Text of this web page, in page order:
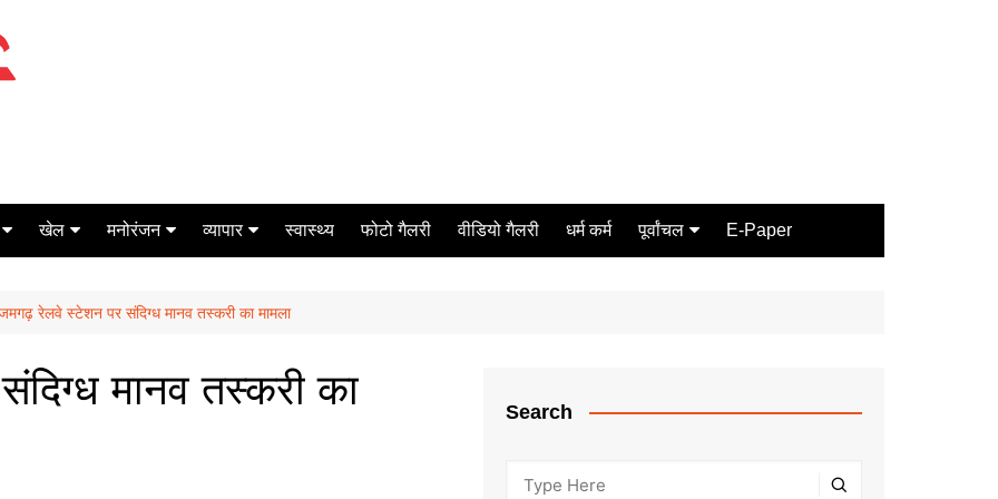
खेल
टेनिस
मनोरंजन
मिर्च मसाला
व्यापार
ऑटो मोबाइल
स्वास्थ्य फोटो गैलरी वीडियो गैलरी धर्म कर्म पूर्वांचल E-Paper
रेलवे स्टेशन पर संदिग्ध मानव तस्करी का मामला
मानव तस्करी का
Search